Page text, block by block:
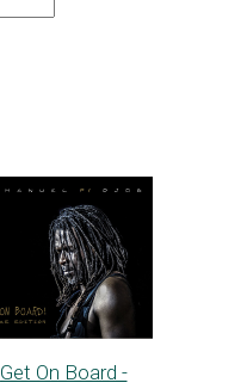
Get On Board -